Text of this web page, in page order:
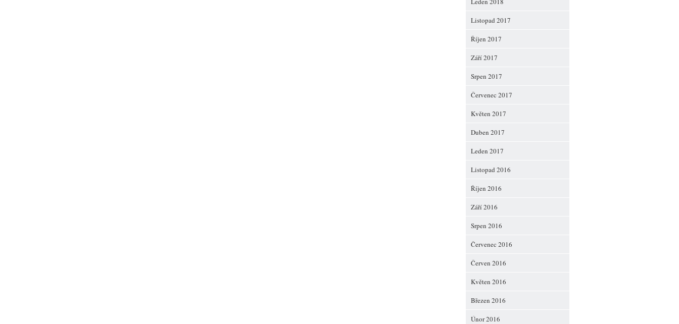
Listopad 2017
Říjen 2017
Září 2017
Srpen 2017
Červenec 2017
Květen 2017
Duben 2017
Leden 2017
Listopad 2016
Říjen 2016
Září 2016
Srpen 2016
Červenec 2016
Červen 2016
Květen 2016
Březen 2016
Únor 2016